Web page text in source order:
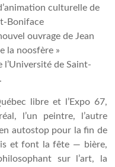
culturelle de
Boniface
ouvrage de Jean
la noosfère »
l’Université de Saint-
libre et l’Expo 67,
l’un peintre, l’autre
autostop pour la fin de
et font la fête — bière,
sur l’art, la